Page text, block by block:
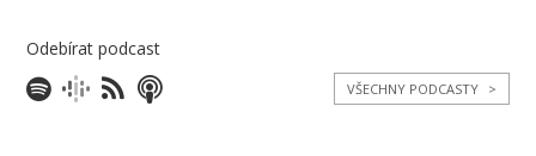
Odebírat podcast
VŠECHNY PODCASTY >